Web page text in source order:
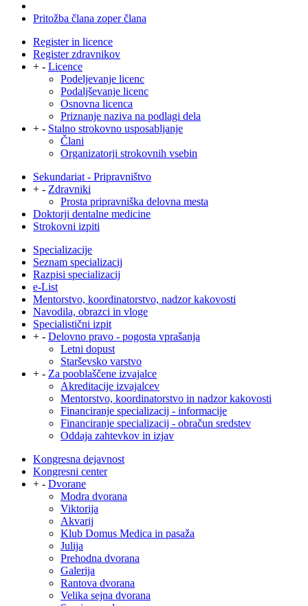
Pritožba člana zoper člana
Register in licence
Register zdravnikov
+ - Licence
Podeljevanje licenc
Podaljševanje licenc
Osnovna licenca
Priznanje naziva na podlagi dela
+ - Stalno strokovno usposabljanje
Člani
Organizatorji strokovnih vsebin
Sekundariat - Pripravništvo
+ - Zdravniki
Prosta pripravniška delovna mesta
Doktorji dentalne medicine
Strokovni izpiti
Specializacije
Seznam specializacij
Razpisi specializacij
e-List
Mentorstvo, koordinatorstvo, nadzor kakovosti
Navodila, obrazci in vloge
Specialistični izpit
+ - Delovno pravo - pogosta vprašanja
Letni dopust
Starševsko varstvo
+ - Za pooblaščene izvajalce
Akreditacije izvajalcev
Mentorstvo, koordinatorstvo in nadzor kakovosti
Financiranje specializacij - informacije
Financiranje specializacij - obračun sredstev
Oddaja zahtevkov in izjav
Kongresna dejavnost
Kongresni center
+ - Dvorane
Modra dvorana
Viktorija
Akvarij
Klub Domus Medica in pasaža
Julija
Prehodna dvorana
Galerija
Rantova dvorana
Velika sejna dvorana